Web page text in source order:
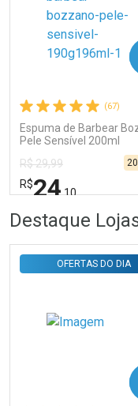
Ativar Desconto
Comprar sem
Comprar sem
(67)
Espuma de Barbear
Pele Sensível 200ml
R$ 29,99
R$24,10
COMPRAR
Laboratório
Por Menos
Destaque
OFERTAS DO DIA
COMPRAR